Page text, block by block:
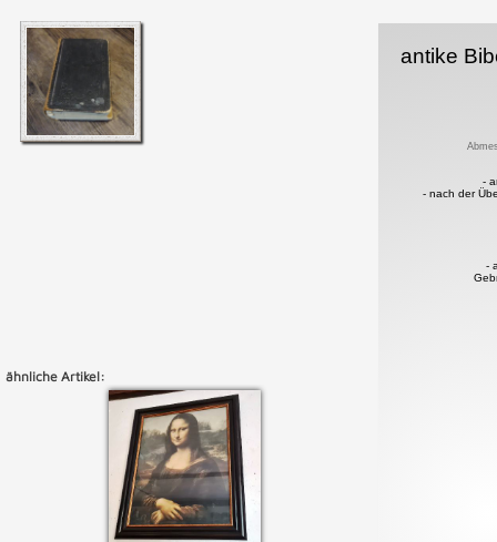
ähnliche Artikel:
antike
-
- nach der
-